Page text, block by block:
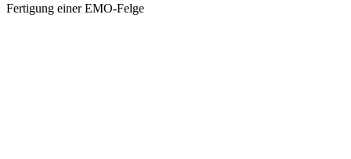
Fertigung einer EMO-Felge